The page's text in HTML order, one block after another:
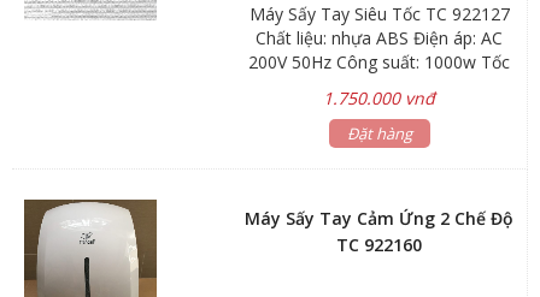
Máy Sấy Tay Siêu Tốc TC 922127
Chất liệu: nhựa ABS Điện áp: AC
200V 50Hz Công suất: 1000w Tốc
chống thấm: 1PX1 Lưu lượng gió:
90m3/h Động cơ: 25000 vòng/phút
1.750.000 vnđ
Đặt hàng
Máy Sấy Tay Cảm Ứng 2 Chế Độ
TC 922160